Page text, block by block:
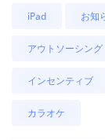
iPad お知
アウトソーシング
インセンティブ
カラオケ